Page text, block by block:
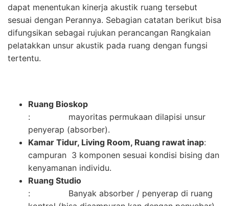
dapat menentukan kinerja akustik ruang tersebut
sesuai dengan Perannya. Sebagian catatan berikut bisa
difungsikan sebagai rujukan perancangan Rangkaian
pelatakkan unsur akustik pada ruang dengan fungsi
tertentu.
Ruang Bioskop
: mayoritas permukaan dilapisi unsur
penyerap (absorber).
Kamar Tidur, Living Room, Ruang rawat inap:
campuran 3 komponen sesuai kondisi bising dan
kenyamanan individu.
Ruang Studio
: Banyak absorber / penyerap di ruang